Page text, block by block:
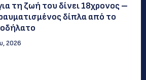
τη ζωή του δίνει 18χρονος –
δίπλα από το
2026